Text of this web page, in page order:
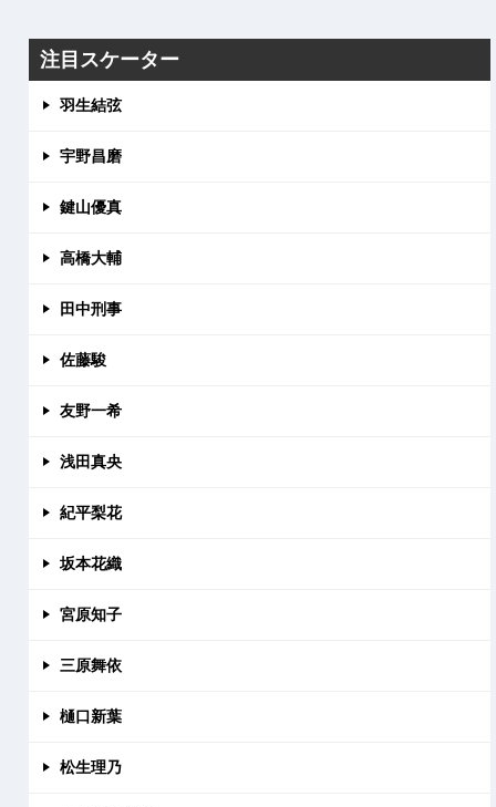
注目スケーター
羽生結弦
宇野昌磨
鍵山優真
高橋大輔
田中刑事
佐藤駿
友野一希
浅田真央
紀平梨花
坂本花織
宮原知子
三原舞依
樋口新葉
松生理乃